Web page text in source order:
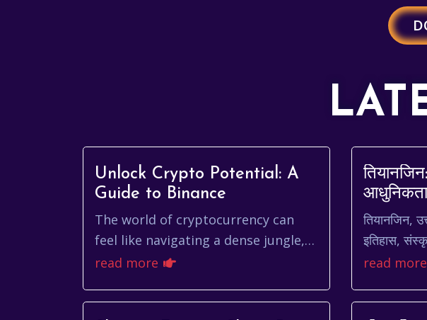
Unlock Crypto Potential: A
Guide to Binance
The world of cryptocurrency can
feel like navigating a dense jungle,
filled with exciting opportunities
many, binance...
read more
तियानजिन,
इतिहास,
मिश्रण
read more